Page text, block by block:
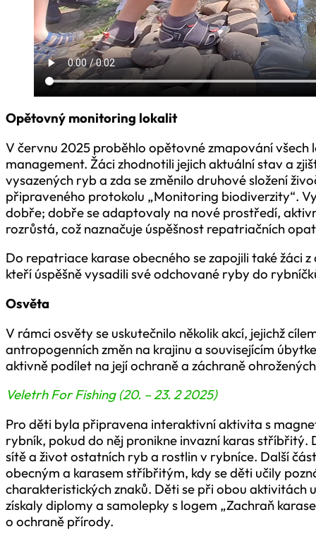
Opětovný monitoring lokalit
V červnu 2025 proběhlo opětovné zmapování
management. Žáci zhodnotili jejich aktuální stav a
vysazených ryb a zda se změnilo druhové složení
připraveného protokolu „Monitoring biodiverzity“.
dobře; dobře se adaptovaly na nové prostředí,
rozrůstá, což naznačuje úspěšnost repatriačních
Do repatriace karase obecného se zapojili také žáci
kteří úspěšně vysadili své odchované ryby do
Osvěta
V rámci osvěty se uskutečnilo několik akcí, jejichž
antropogenních změn na krajinu a souvisejícím
aktivně podílet na její ochraně a záchraně
Veletrh For Fishing (20. – 23. 2 2025)
Pro děti byla připravena interaktivní aktivita s
rybník, pokud do něj pronikne invazní karas
sítě a život ostatních ryb a rostlin v rybníce. Další
obecným a karasem stříbřitým, kdy se děti učily
charakteristických znaků. Děti se při obou aktivitách
získaly diplomy a samolepky s logem „Zachraň
o ochraně přírody.